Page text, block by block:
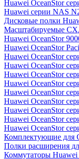
Huawei OceanStor
Huawei серии NAS
Дисковые полки
Масштабируемые
Huawei OceanStor
Huawei OceanStor
Huawei OceanStor
Huawei OceanStor
Huawei OceanStor
Huawei OceanStor
Huawei OceanStor
Huawei OceanStor
Huawei OceanStor
Huawei OceanStor
Huawei OceanStor
Комплектующие для
Полки расширения
Коммутаторы Huawei